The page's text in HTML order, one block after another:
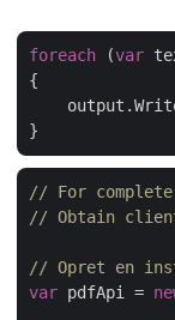
foreach (var
{
// For
// Obtain
// Opret en
var pdfApi =